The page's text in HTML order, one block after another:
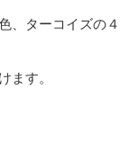
、ターコイズの
ます。